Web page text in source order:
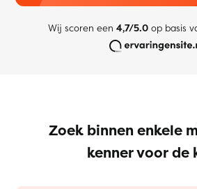
Wij scoren een 4,7/5.0op basis
Zoek binnen enkele
kenner voor de